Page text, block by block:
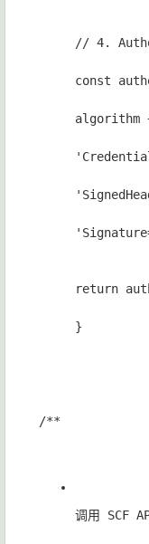
// 4.
const
return
}
/**
调用 SCF